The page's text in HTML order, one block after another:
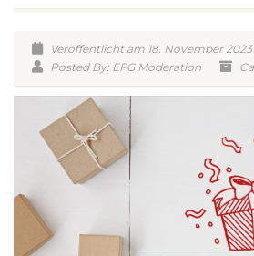
Veröffentlicht am 18. November 2023
Posted By: EFG Moderation